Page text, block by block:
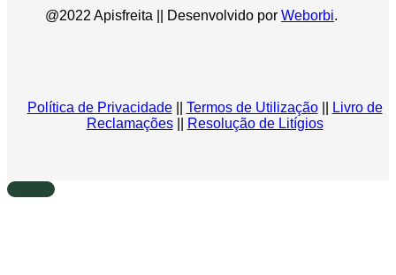
@2022 Apisfreita || Desenvolvido por Weborbi.
Política de Privacidade|| Termos de Utilização||
Livro de
Reclamações|| Resolução de Litígios